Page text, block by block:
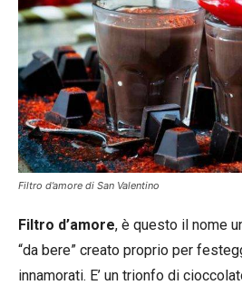
Filtro d’amore di San Valentino
Filtro d’amore, è questo il nome
“da bere” creato proprio per
innamorati. E’ un trionfo di